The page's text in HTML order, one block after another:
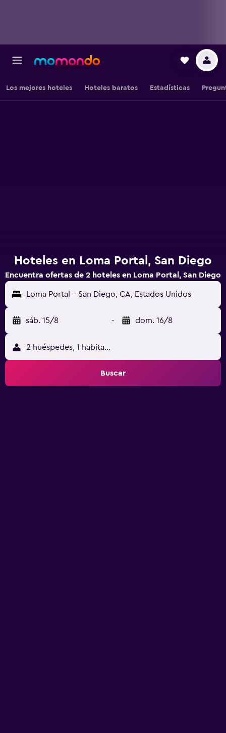
Los mejores hoteles Hoteles baratos Estadísticas
Hoteles en Loma Portal, San Diego
Encuentra ofertas de 2 hoteles en Loma Portal, San Diego
Loma Portal - San Diego, CA, Estados Unidos
sáb. 15/8 - dom. 16/8
2 huéspedes, 1 habitación
Buscar